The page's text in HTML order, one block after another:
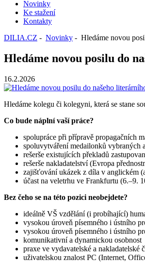
Novinky
Ke stažení
Kontakty
DILIA.CZ - Novinky - Hledáme novou
Hledáme novou posilu do
16.2.2026
Hledáme kolegu či kolegyni, která se stane
Co bude náplní vaší práce?
spolupráce při přípravě propagačních
spoluvytváření medailonků vybraných
rešerše existujících překladů
rešerše nakladatelství (Evropa
zajišťování ukázek z díla v anglickém
účast na veletrhu ve Frankfurtu (6.–9.
Bez čeho se na této pozici neobejdete?
ideálně VŠ vzdělání (i probíhající)
vysokou úroveň písemného i ústního
vysokou úroveň písemného i ústního
komunikativní a dynamickou osobnost
praxe ve vydavatelské a nakladatelské
uživatelskou znalost PC (Internet,